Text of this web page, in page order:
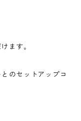
ます｡
のセットアップコ